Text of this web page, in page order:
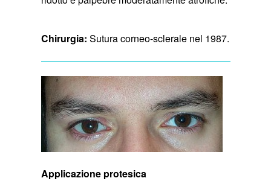
Chirurgia: Sutura corneo-sclerale nel 1987.
Applicazione protesica